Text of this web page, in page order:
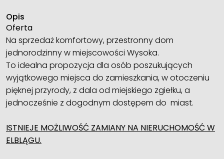
Opis
Oferta
Na sprzedaż komfortowy, przestronny dom
jednorodzinny w miejscowości Wysoka.
To idealna propozycja dla osób poszukujących
wyjątkowego miejsca do zamieszkania, w otoczeniu
pięknej przyrody, z dala od miejskiego zgiełku, a
jednocześnie z dogodnym dostępem do miast.
ISTNIEJE MOŻLIWOŚĆ ZAMIANY NA NIERUCHOMOŚĆ W
ELBLĄGU.